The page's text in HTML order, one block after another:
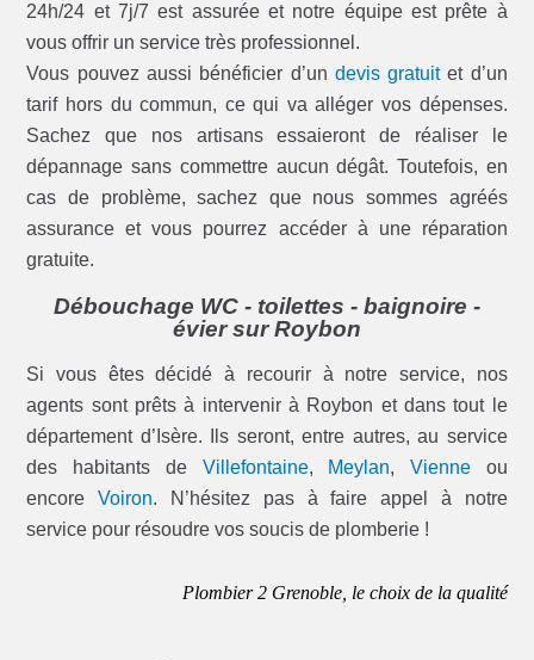
24h/24 et 7j/7 est assurée et notre équipe est prête à
vous offrir un service très professionnel.
Vous pouvez aussi bénéficier d’un devis gratuitet d’un
tarif hors du commun, ce qui va alléger vos dépenses.
Sachez que nos artisans essaieront de réaliser le
dépannage sans commettre aucun dégât. Toutefois, en
cas de problème, sachez que nous sommes agréés
assurance et vous pourrez accéder à une réparation
gratuite.
Débouchage WC - toilettes - baignoire -
évier sur Roybon
Si vous êtes décidé à recourir à notre service, nos
agents sont prêts à intervenir à Roybon et dans tout le
département d’Isère. Ils seront, entre autres, au service
des habitants de Villefontaine, Meylan, Vienneou
encoreVoiron. N’hésitez pas à faire appel à notre
service pour résoudre vos soucis de plomberie !
Plombier 2 Grenoble, le choix de la qualité